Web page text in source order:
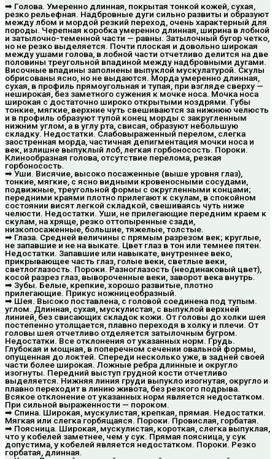
➡ Голова. Умеренно длинная, покрытая тонкой кожей, сухая,
резко рельефная. Надбровные дуги сильно развиты и образуют
между лбом и мордой резкий переход, очень характерный для
породы. Черепная коробка умеренно длинная, ширина в лобной
и затылочно-теменной части — равны. Затылочный бугор четко,
но не резко выделяется. Почти плоская и довольно широкая
между ушами голова, в лобной части отчетливо делится на две
половины треугольной впадиной между надбровными дугами.
Височные впадины заполнены выпуклой мускулатурой. Скулы
обрисованы ясно, но не выдаются. Морда умеренно длинная,
сухая, в профиль прямоугольная и тупая, при взгляде сверху —
неширокая, без заметного сужения к мочке носа. Мочка носа
широкая с достаточно широко открытыми ноздрями. Губы
тонкие, мягкие, верхние чуть свешиваются за нижнюю челюсть
и в профиль образуют тупой конец морды с закругленным
нижним углом, а в углу рта, свисая, образуют небольшую
складку. Недостатки. Слабовыраженный перелом, слегка
заостренная морда, частичная депигментация мочки носа и
век, излишне выпуклый лоб, легкая горбоносость. Пороки.
Клинообразная голова, отсутствие перелома, резкая
горбоносость.
➡ Уши. Висячие, высоко посаженные (выше уровня глаз),
тонкие, мягкие, с ясно видными кровеносными сосудами,
подвижные, треугольной формы с округленными концами;
передними краями плотно прилегают к скулам, в спокойном
состоянии висят легкой складкой, свешиваясь чуть ниже
челюсти. Недостатки. Уши, не прилегающие передним краем к
скулам, на хряще, резко оттопыренные сзади,
низкопосаженные, большие, тяжелые, толстые.
➡ Глаза. Средней величины с прямым разрезом век; круглые,
не запавшие и не на выкате. Цвет глаз в тон или темнее пятен.
Недостатки. Запавшие или навыкате, внутреннее веко,
прикрывающее часть глаз, голые веки, светлые веки,
светлоглазость. Пороки. Разноглазость (неодинаковый цвет),
косой разрез глаз, вывороченные веки, заворот века внутрь.
➡ Зубы. Белые, крепкие, хорошо развитые, плотно
прилегающие. Прикус ножницеобразный.
➡ Шея. Высоко поставлена, с головой соединена под тупым.
углом. Длинная, сухая, мускулистая, с выпуклой верхней
линией, без свисающих складок кожи. От головы до холки шея
постепенно утолщается, плавно переходя в холку и плечи. От
головы шея отчетливо отделяется затылочным бугром.
Недостатки. Все отклонения от указанных норм. Грудь.
Глубокая и мощная, в поперечном сечении овальной формы,
опущенная до локтей. Спереди несколько уже, в задней своей
части более широкая. Ложные ребра длинные и округло
изогнуты. Передний выступ грудной кости отчетливо
выделяется. Нижняя линия груди выпукло изогнутая, округло и
плавно переходит в линию живота, без резкого подрыва.
Всякое отклонение от указанных норм является недостатком.
При сильной выраженности — пороком.
➡ Спина. Широкая, мускулистая, крепкая, прямая. Недостатки.
Мягкая или слегка горбящаяся. Пороки. Провислая, горбатая.
➡ Поясница. Широкая, мускулистая, короткая, слегка выпуклая,
что у кобелей заметнее, чем у сук. Прямая поясница, у сук
допустима, у кобелей является недостатком. Пороки. Резко
горбатая, длинная.